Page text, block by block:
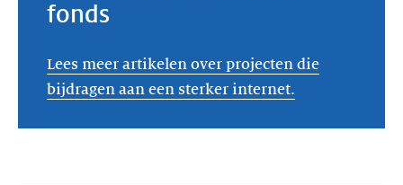
fonds
Lees meer artikelen over projecten die
bijdragen aan een sterker internet.